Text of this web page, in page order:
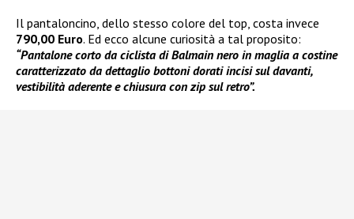
Il pantaloncino, dello stesso colore del top, costa invece
790,00 Euro. Ed ecco alcune curiosità a tal proposito:
“Pantalone corto da ciclista di Balmain nero in maglia a costine
caratterizzato da dettaglio bottoni dorati incisi sul davanti,
vestibilità aderente e chiusura con zip sul retro”.